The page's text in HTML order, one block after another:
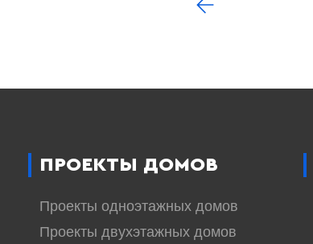
ПРОЕКТЫ ДОМОВ
Проекты одноэтажных домов
Проекты двухэтажных домов